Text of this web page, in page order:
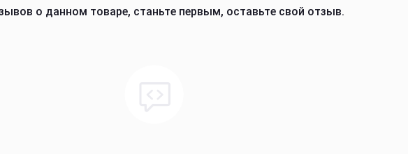
о данном товаре, станьте первым, оставьте свой отзыв.